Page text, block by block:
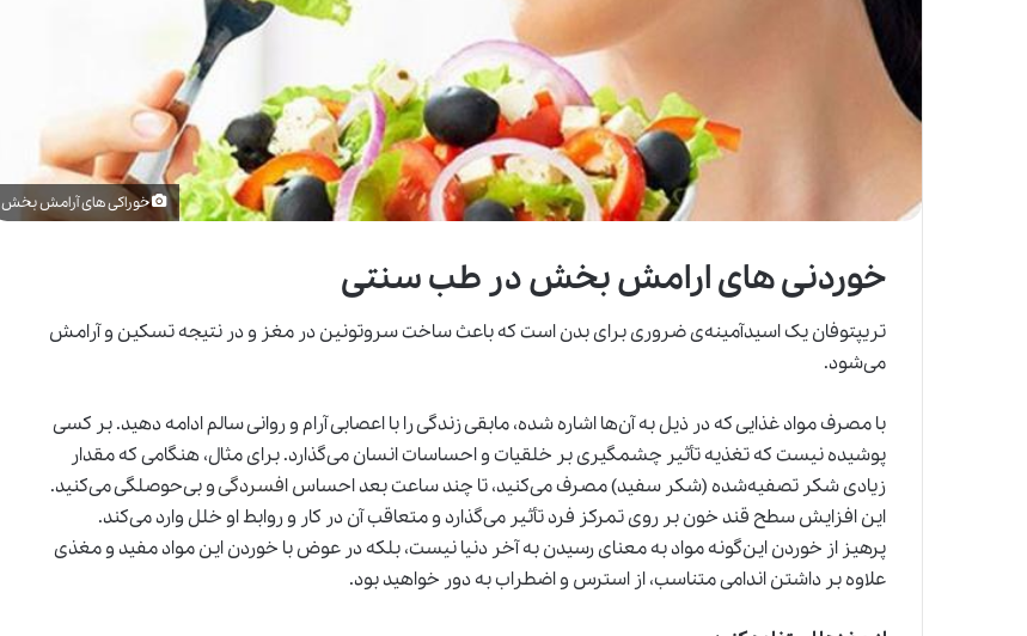
خوراکی های آرامش بخش
خوردنی های ارامش بخش در طب سنتی
تریپتوفان یک اسیدآمینه‌ی ضروری برای بدن است که باعث ساخت سروتونین در مغز و در نتیجه تسکین و آرامش
می‌شود.
با مصرف مواد غذایی که در ذیل به آن‌ها اشاره شده، مابقی زندگی را با اعصابی آرام و روانی سالم ادامه دهید. بر کسی
پوشیده نیست که تغذیه تأثیر چشمگیری بر خلقیات و احساسات انسان می‌گذارد. برای مثال، هنگامی که مقدار
زیادی شکر تصفیه‌شده (شکر سفید) مصرف می‌کنید، تا چند ساعت بعد احساسافسردگیو بی‌حوصلگی می‌کنید.
این افزایش سطح قند خون بر روی تمرکز فرد تأثیر می‌گذارد و متعاقب آن در کار و روابط او خلل وارد می‌کند.
پرهیز از خوردن این‌گونه مواد به معنای رسیدن به آخر دنیا نیست، بلکه در عوض با خوردن این مواد مفید و مغذی
علاوه بر داشتن اندامی متناسب، از استرس و اضطراب به دور خواهید بود.